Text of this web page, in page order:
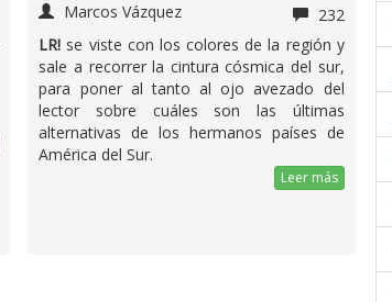
Marcos Vázquez
232
LR! se viste con los colores de la región y
sale a recorrer la cintura cósmica del sur,
para poner al tanto al ojo avezado del
lector sobre cuáles son las últimas
alternativas de los hermanos países de
América del Sur.
Leer más